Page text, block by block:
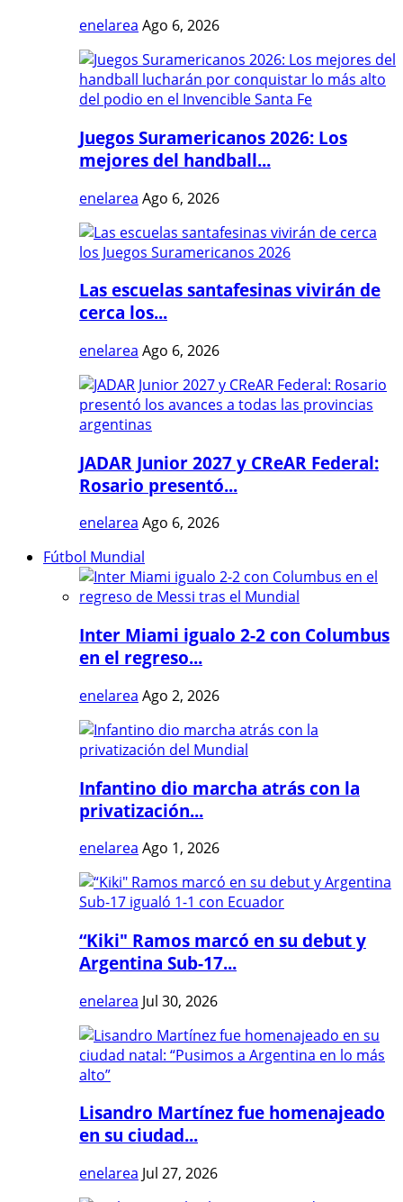
enelarea Ago 6, 2026
Juegos Suramericanos 2026: Los
mejores del handball...
enelarea Ago 6, 2026
Las escuelas santafesinas vivirán de
cerca los...
enelarea Ago 6, 2026
JADAR Junior 2027 y CReAR Federal:
Rosario presentó...
enelarea Ago 6, 2026
Fútbol Mundial
Inter Miami igualo 2-2 con Columbus
en el regreso...
enelarea Ago 2, 2026
Infantino dio marcha atrás con la
privatización...
enelarea Ago 1, 2026
“Kiki" Ramos marcó en su debut y
Argentina Sub-17...
enelarea Jul 30, 2026
Lisandro Martínez fue homenajeado
en su ciudad...
enelarea Jul 27, 2026